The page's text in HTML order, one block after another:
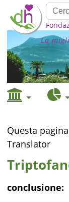
La
Questa
Translator
conclusione: